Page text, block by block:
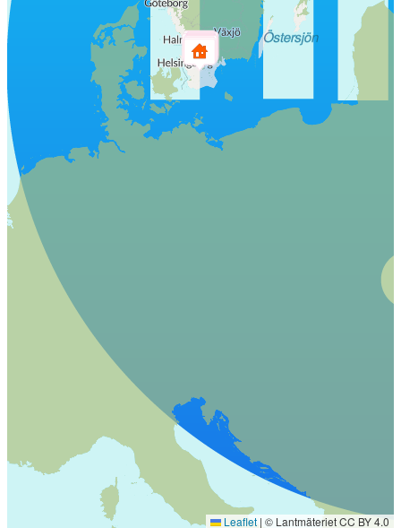
Leaflet | © Lantmäteriet CC BY 4.0